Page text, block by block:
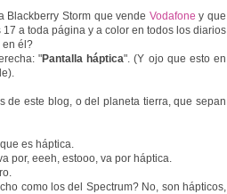
Blackberry Storm que vende Vodafoney que
a toda página y a color en todos los diarios
en él?
"Pantalla háptica". (Y ojo que esto en
de este blog, o del planeta tierra, que sepan
es háptica.
por, eeeh, estooo, va por háptica.
como los del Spectrum? No, son hápticos,